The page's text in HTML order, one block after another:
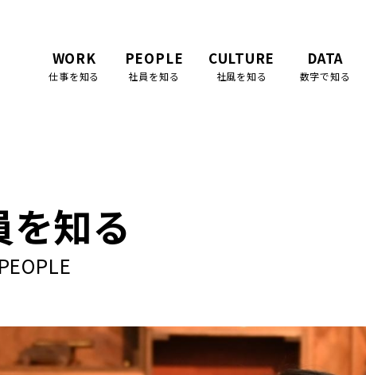
WORK
仕事を知る
PEOPLE
社員を知る
CULTURE
社風を知る
DATA
数字で知る
を知る
PEOPLE